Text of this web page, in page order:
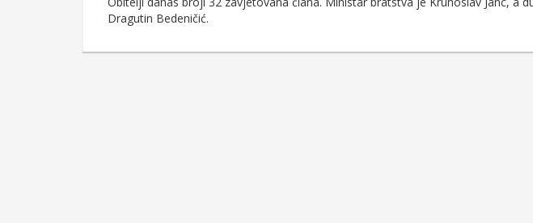
Dragutin Bedeničić.